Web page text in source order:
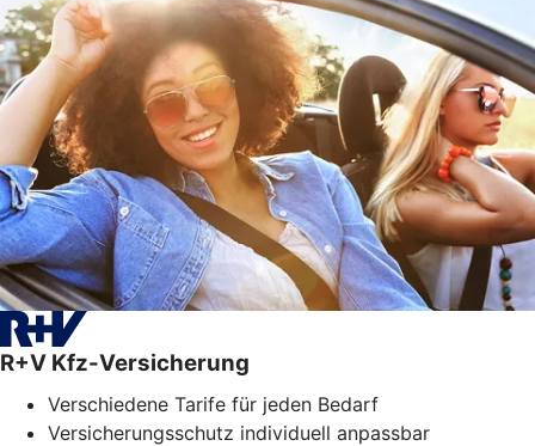
R+V Kfz-Versicherung
Verschiedene Tarife für jeden Bedarf
Versicherungsschutz individuell anpassbar